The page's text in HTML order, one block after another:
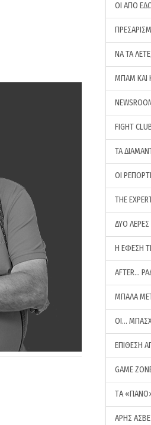
ΟΙ ΑΠΟ
ΝΑ ΤΑ
ΜΠΑΜ ΚΑΙ
FIGHT
ΤΑ
ΟΙ
THE
ΔΥΟ
Η ΕΦΕΣΗ
AFTER…
ΜΠΑΛΑ
ΟΙ…
ΕΠΙΘΕΣΗ
GAME
ΤA
ΑΡΗΣ